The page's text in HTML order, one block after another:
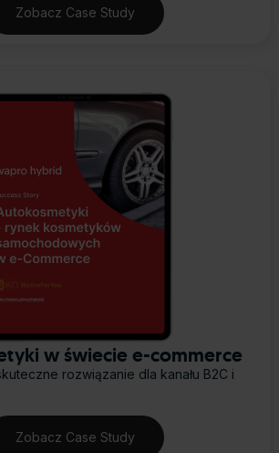
Zobacz Case Study
w świecie e-commerce
rozwiązanie dla kanału B2C i
Zobacz Case Study